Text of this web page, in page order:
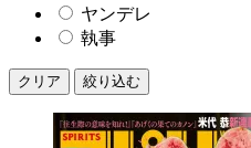
ヤンデレ
執事
クリア 絞り込む